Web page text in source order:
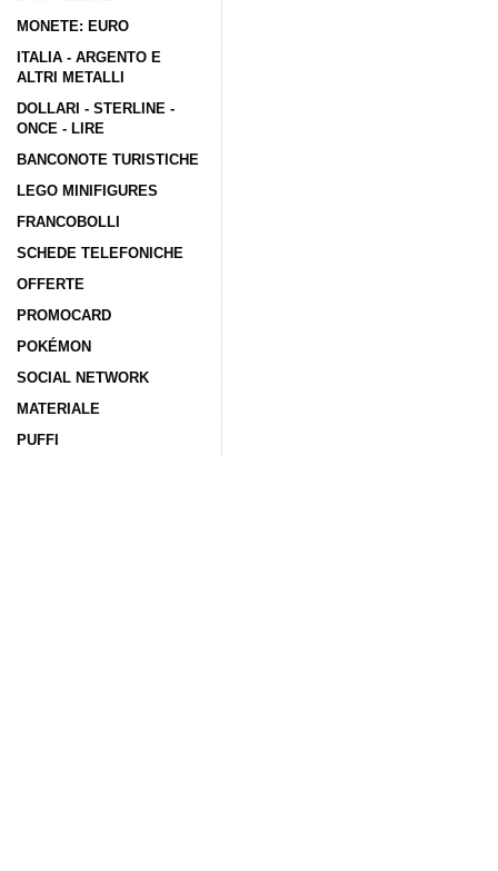
MONETE: EURO
ITALIA - ARGENTO E
ALTRI METALLI
DOLLARI - STERLINE -
ONCE - LIRE
BANCONOTE TURISTICHE
LEGO MINIFIGURES
FRANCOBOLLI
SCHEDE TELEFONICHE
OFFERTE
PROMOCARD
POKÉMON
SOCIAL NETWORK
MATERIALE
PUFFI